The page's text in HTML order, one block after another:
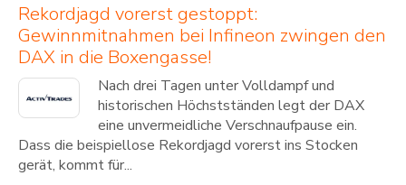
Rekordjagd vorerst gestoppt:
Gewinnmitnahmen bei Infineon zwingen den
DAX in die Boxengasse!
Nach drei Tagen unter Volldampf und
historischen Höchstständen legt der DAX
eine unvermeidliche Verschnaufpause ein.
Dass die beispiellose Rekordjagd vorerst ins Stocken
gerät, kommt für...